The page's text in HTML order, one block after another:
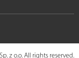
z o.o. All rights reserved.